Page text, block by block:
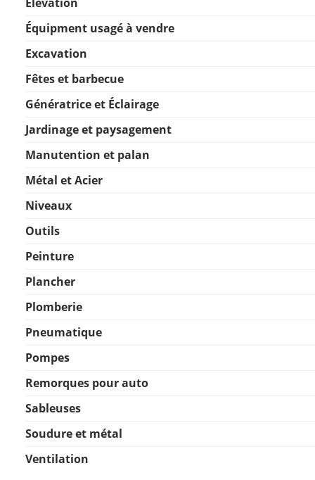
Équipment usagé à vendre
Excavation
Fêtes et barbecue
Génératrice et Éclairage
Jardinage et paysagement
Manutention et palan
Métal et Acier
Niveaux
Outils
Peinture
Plancher
Plomberie
Pneumatique
Pompes
Remorques pour auto
Sableuses
Soudure et métal
Ventilation